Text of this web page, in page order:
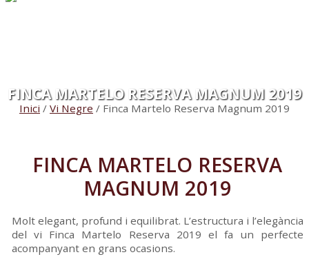
FINCA MARTELO RESERVA MAGNUM 2019
Inici / Vi Negre / Finca Martelo Reserva Magnum 2019
FINCA MARTELO RESERVA
MAGNUM 2019
Molt elegant, profund i equilibrat. L’estructura i l’elegància
del vi Finca Martelo Reserva 2019 el fa un perfecte
acompanyant en grans ocasions.